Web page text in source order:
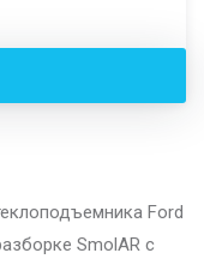
Ford
SmolAR с